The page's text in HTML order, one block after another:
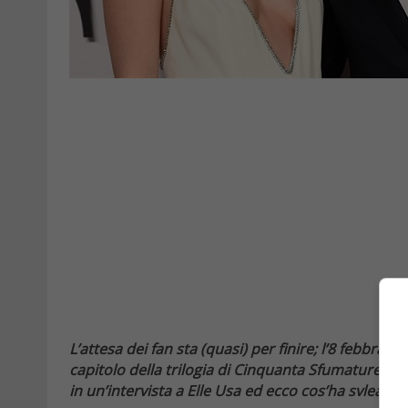
L’attesa dei fan sta (quasi) per finire; l’8
capitolo della trilogia di Cinquanta Sfumature;
in un’intervista a Elle Usa ed ecco cos’ha